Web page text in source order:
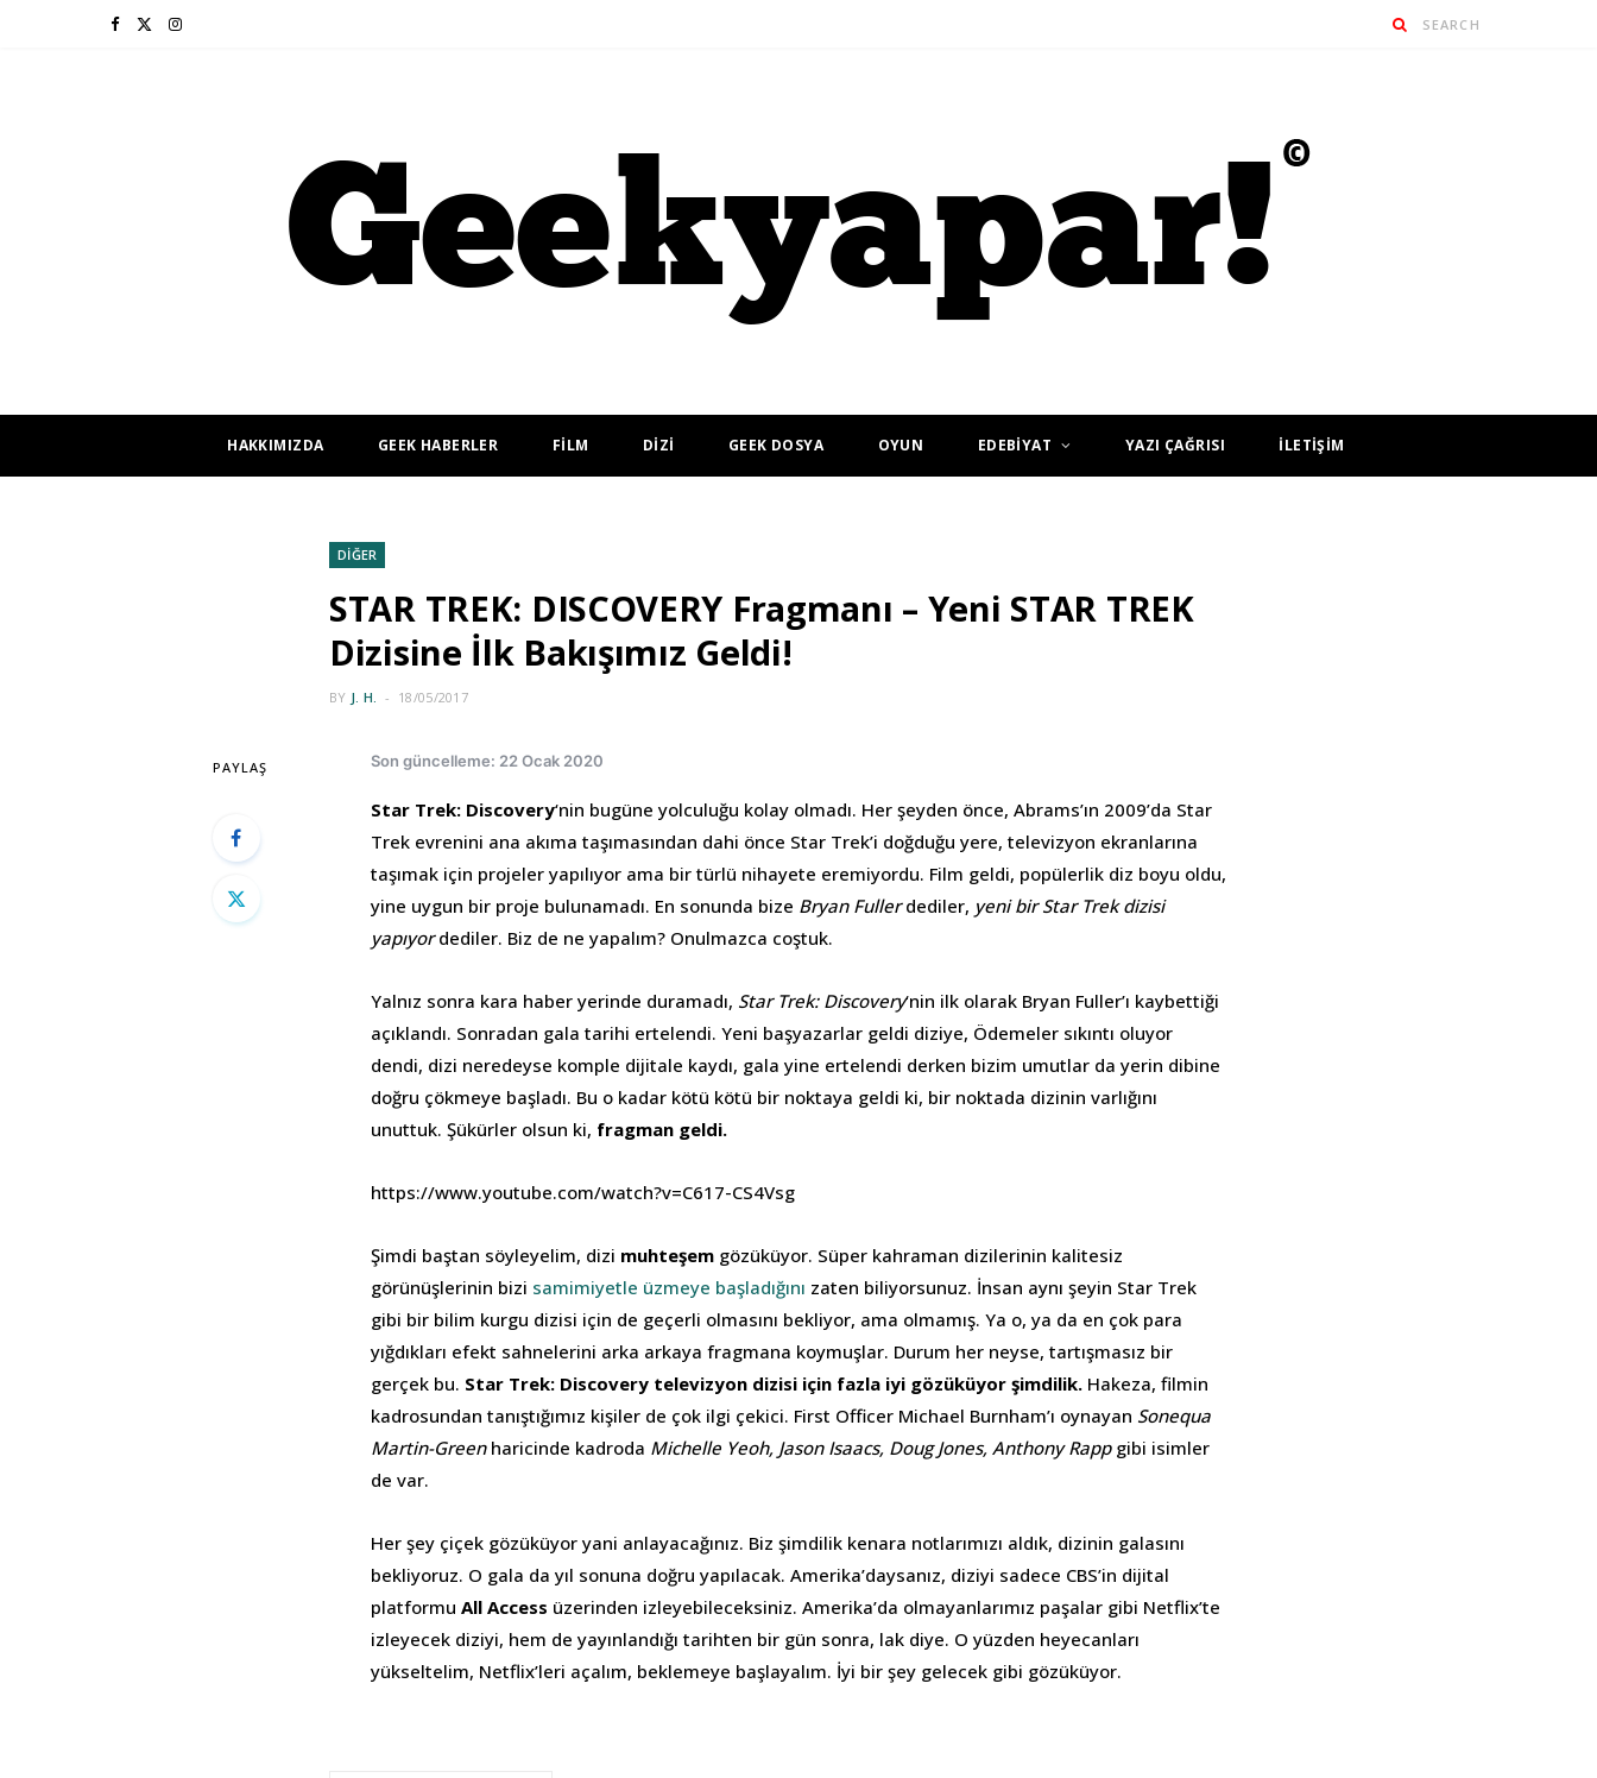
F I
HAKKIMIZDA GEEK HABERLER FİLM DİZİ GEEK DOSYA OYUN EDEBİYAT YAZI ÇAĞRISI İLETİŞİM
DİĞER
STAR TREK: DISCOVERY Fragmanı – Yeni STAR TREK
Dizisine İlk Bakışımız Geldi!
BY J. H. 18/05/2017
PAYLAŞ Son güncelleme: 22 Ocak 2020
Star Trek: Discovery‘nin bugüne yolculuğu kolay olmadı. Her şeyden önce, Abrams’ın 2009’da Star
Trek evrenini ana akıma taşımasından dahi önce Star Trek’i doğduğu yere, televizyon ekranlarına
taşımak için projeler yapılıyor ama bir türlü nihayete eremiyordu. Film geldi, popülerlik diz boyu oldu,
yine uygun bir proje bulunamadı. En sonunda bize Bryan Fullerdediler, yeni bir Star Trek dizisi
yapıyordediler. Biz de ne yapalım? Onulmazca coştuk.
Yalnız sonra kara haber yerinde duramadı, Star Trek: Discovery‘nin ilk olarak Bryan Fuller’ı kaybettiği
açıklandı. Sonradan gala tarihi ertelendi. Yeni başyazarlar geldi diziye, Ödemeler sıkıntı oluyor
dendi, dizi neredeyse komple dijitale kaydı, gala yine ertelendi derken bizim umutlar da yerin dibine
doğru çökmeye başladı. Bu o kadar kötü kötü bir noktaya geldi ki, bir noktada dizinin varlığını
unuttuk. Şükürler olsun ki, fragman geldi.
https://www.youtube.com/watch?v=C617-CS4Vsg
Şimdi baştan söyleyelim, dizi muhteşem gözüküyor. Süper kahraman dizilerinin kalitesiz
görünüşlerinin bizi samimiyetle üzmeye başladığını zaten biliyorsunuz. İnsan aynı şeyin Star Trek
gibi bir bilim kurgu dizisi için de geçerli olmasını bekliyor, ama olmamış. Ya o, ya da en çok para
yığdıkları efekt sahnelerini arka arkaya fragmana koymuşlar. Durum her neyse, tartışmasız bir
gerçek bu. Star Trek: Discovery televizyon dizisi için fazla iyi gözüküyor şimdilik. Hakeza, filmin
kadrosundan tanıştığımız kişiler de çok ilgi çekici. First Officer Michael Burnham’ı oynayan Sonequa
Martin-Greenharicinde kadroda Michelle Yeoh, Jason Isaacs, Doug Jones, Anthony Rapp gibi isimler
de var.
Her şey çiçek gözüküyor yani anlayacağınız. Biz şimdilik kenara notlarımızı aldık, dizinin galasını
bekliyoruz. O gala da yıl sonuna doğru yapılacak. Amerika’daysanız, diziyi sadece CBS’in dijital
platformu All Access üzerinden izleyebileceksiniz. Amerika’da olmayanlarımız paşalar gibi Netflix’te
izleyecek diziyi, hem de yayınlandığı tarihten bir gün sonra, lak diye. O yüzden heyecanları
yükseltelim, Netflix’leri açalım, beklemeye başlayalım. İyi bir şey gelecek gibi gözüküyor.